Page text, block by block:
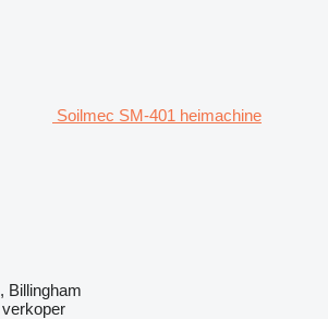
Soilmec SM-401 heimachine
Billingham